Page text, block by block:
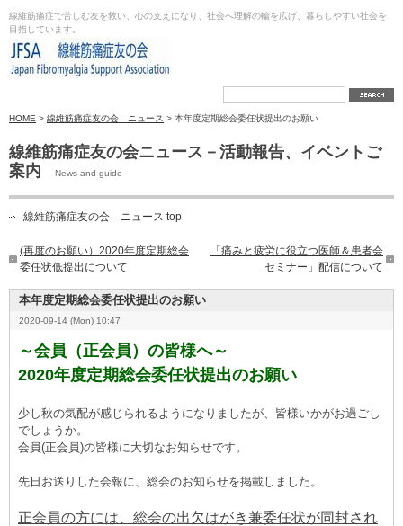
線維筋痛症で苦しむ友を救い、心の支えになり、社会へ理解の輪を広げ、暮らしやすい社会を
目指しています。
HOME > 線維筋痛症友の会 ニュース > 本年度定期総会委任状提出のお願い
線維筋痛症友の会ニュース－活動報告、イベントご
案内
News and guide
線維筋痛症友の会 ニュース top
(再度のお願い）2020年度定期総会
委任状低提出について
「痛みと疲労に役立つ医師＆患者会
セミナー」配信について
本年度定期総会委任状提出のお願い
2020-09-14 (Mon) 10:47
～会員（正会員）の皆様へ～
2020年度定期総会委任状提出のお願い
少し秋の気配が感じられるようになりましたが、皆様いかがお過ごし
でしょうか。
​会員(正会員)の皆様に大切なお知らせです。
先日お送りした会報に、総会のお知らせを掲載しました。
正会員の方には、総会の出欠はがき兼委任状が同封され